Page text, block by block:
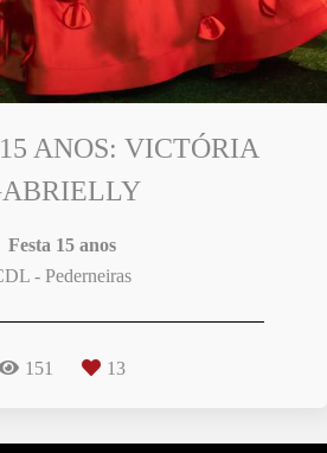
ANOS: VICTÓRIA
Festa 15 anos
- Pederneiras
151 13